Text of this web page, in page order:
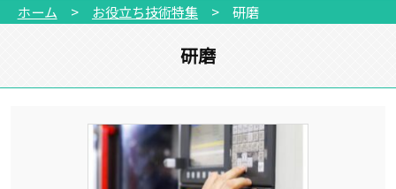
ホーム > お役立ち技術特集 > 研磨
研磨